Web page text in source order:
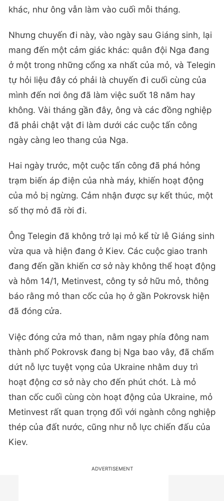
khác, như ông vẫn làm vào cuối mỗi tháng.
Nhưng chuyến đi này, vào ngày sau Giáng sinh, lại
mang đến một cảm giác khác: quân đội Nga đang
ở một trong những cổng xa nhất của mỏ, và Telegin
tự hỏi liệu đây có phải là chuyến đi cuối cùng của
mình đến nơi ông đã làm việc suốt 18 năm hay
không. Vài tháng gần đây, ông và các đồng nghiệp
đã phải chật vật đi làm dưới các cuộc tấn công
ngày càng leo thang của Nga.
Hai ngày trước, một cuộc tấn công đã phá hỏng
trạm biến áp điện của nhà máy, khiến hoạt động
của mỏ bị ngừng. Cảm nhận được sự kết thúc, một
số thợ mỏ đã rời đi.
Ông Telegin đã không trở lại mỏ kể từ lễ Giáng sinh
vừa qua và hiện đang ở Kiev. Các cuộc giao tranh
đang đến gần khiến cơ sở này không thể hoạt động
và hôm 14/1, Metinvest, công ty sở hữu mỏ, thông
báo rằng mỏ than cốc của họ ở gần Pokrovsk hiện
đã đóng cửa.
Việc đóng cửa mỏ than, nằm ngay phía đông nam
thành phố Pokrovsk đang bị Nga bao vây, đã chấm
dứt nỗ lực tuyệt vọng của Ukraine nhằm duy trì
hoạt động cơ sở này cho đến phút chót. Là mỏ
than cốc cuối cùng còn hoạt động của Ukraine, mỏ
Metinvest rất quan trọng đối với ngành công nghiệp
thép của đất nước, cũng như nỗ lực chiến đấu của
Kiev.